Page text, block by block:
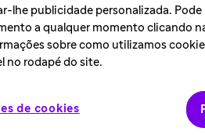
lhe publicidade personalizada. Pode
a qualquer momento clicando
sobre como utilizamos
no rodapé do site.
de cookies